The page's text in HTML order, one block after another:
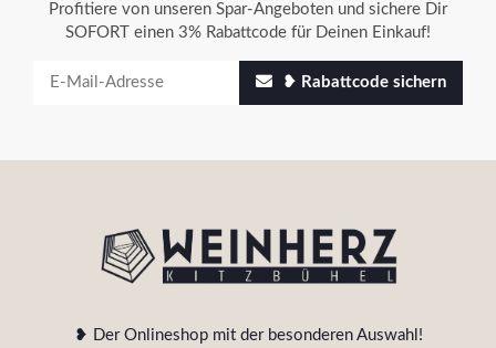
Profitiere von unseren Spar-Angeboten und sichere Dir
SOFORT einen 3% Rabattcode für Deinen Einkauf!
❥ Rabattcode sichern
❥ Der Onlineshop mit der besonderen Auswahl!